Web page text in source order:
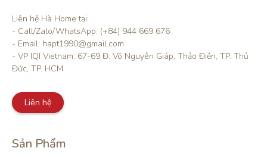
Liên hệ Hà Home tại:
- Call/Zalo/WhatsApp: (+84) 944 669 676
- Email: hapt1990@gmail.com
- VP IQI Vietnam: 67-69 Đ. Võ Nguyên Giáp, Thảo Điền, TP. Thủ
Đức, TP. HCM
Liên hệ
Sản Phẩm